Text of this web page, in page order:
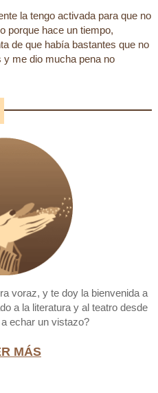
la tengo activada para que no
porque hace un tiempo,
de que había bastantes que no
y me dio mucha pena no
voraz, y te doy la bienvenida a
a la literatura y al teatro desde
echar un vistazo?
MÁS